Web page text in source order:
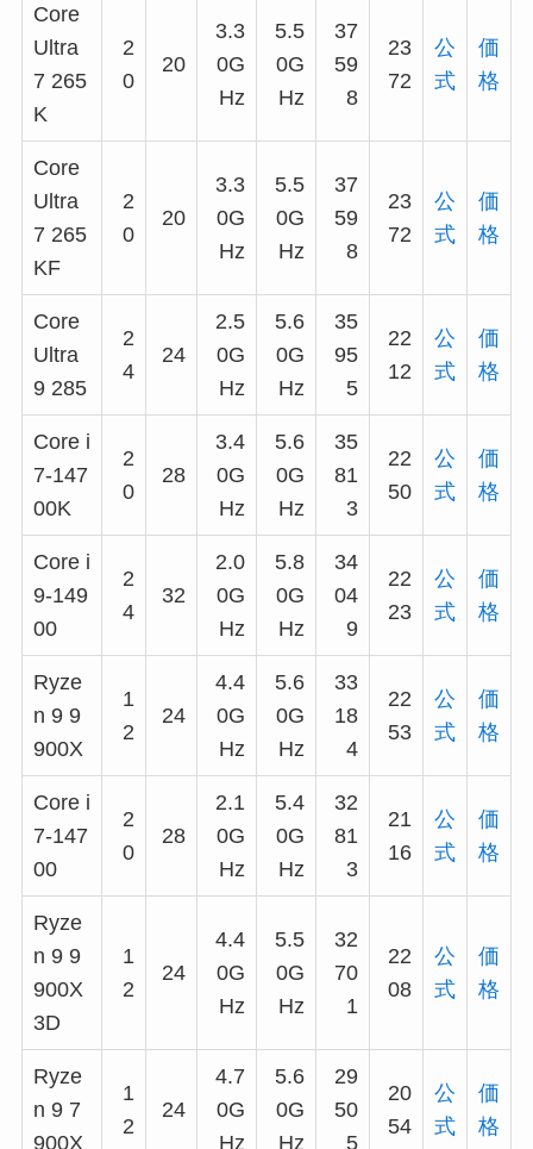
Core
Ultra
7 265
K
2
0
20
3.3
0G
Hz
5.5
0G
Hz
37
59
8
23
72
公
式
価
格
Core
Ultra
7 265
KF
2
0
20
3.3
0G
Hz
5.5
0G
Hz
37
59
8
23
72
公
式
価
格
Core
Ultra
9 285
2
4
24
2.5
0G
Hz
5.6
0G
Hz
35
95
5
22
12
公
式
価
格
Core i
7-147
00K
2
0
28
3.4
0G
Hz
5.6
0G
Hz
35
81
3
22
50
公
式
価
格
Core i
9-149
00
2
4
32
2.0
0G
Hz
5.8
0G
Hz
34
04
9
22
23
公
式
価
格
Ryze
n 9 9
900X
1
2
24
4.4
0G
Hz
5.6
0G
Hz
33
18
4
22
53
公
式
価
格
Core i
7-147
00
2
0
28
2.1
0G
Hz
5.4
0G
Hz
32
81
3
21
16
公
式
価
格
Ryze
n 9 9
900X
3D
1
2
24
4.4
0G
Hz
5.5
0G
Hz
32
70
1
22
08
公
式
価
格
Ryze
n 9 7
900X
1
2
24
4.7
0G
Hz
5.6
0G
Hz
29
50
5
20
54
公
式
価
格